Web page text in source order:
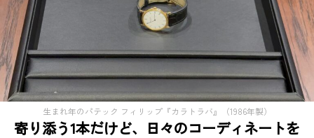
生まれ年のパテック フィリップ『カラトラバ』（1986年製）
寄り添う1本だけど、日々のコーディネートを